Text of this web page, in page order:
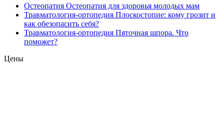
Остеопатия Остеопатия для здоровья молодых мам
Травматология-ортопедия Плоскостопие: кому грозит и
как обезопасить себя?
Травматология-ортопедия Пяточная шпора. Что
поможет?
Цены